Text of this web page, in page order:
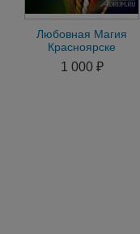
Любовная Магия
Красноярске
Мощный Приворот
Чернокнижные
1 000 ₽